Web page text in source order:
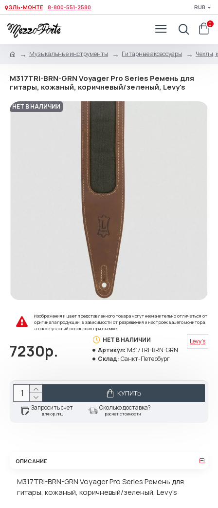
ЭЛЬ-МОНТЕ 8-800-551-2580 RUB
0
Музыкальные инструменты Гитарные аксессуары Чехлы,
M317TRI-BRN-GRN Voyager Pro Series Ремень для
гитары, кожаный, коричневый/зеленый, Levy's
НЕТ В НАЛИЧИИ
Изображения и цвет представленного товара могут незначительно отличаться от
оригинала продукции, в зависимости от разрешения и настроек вашего монитора,
а также условий освещения при съемке.
7230р.
НЕТ В НАЛИЧИИ
Артикул: M317TRI-BRN-GRN
Склад: Санкт-Петербург
Levy's
КУПИТЬ
Запросить счет
для юр.лиц
Сколько доставка?
расчет стоимости
ОПИСАНИЕ
M317TRI-BRN-GRN Voyager Pro Series Ремень для
гитары, кожаный, коричневый/зеленый, Levy's